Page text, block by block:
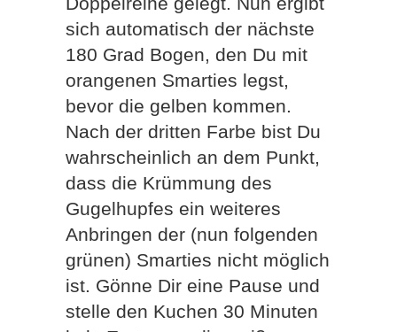
sich automatisch der nächste
180 Grad Bogen, den Du mit
orangenen Smarties legst,
bevor die gelben kommen.
Nach der dritten Farbe bist Du
wahrscheinlich an dem Punkt,
dass die Krümmung des
Gugelhupfes ein weiteres
Anbringen der (nun folgenden
grünen) Smarties nicht möglich
ist. Gönne Dir eine Pause und
stelle den Kuchen 30 Minuten